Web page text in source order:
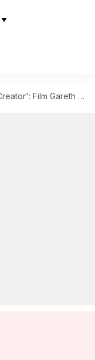
Edwards memenuhi ekspektasi dengan reaksi pertama